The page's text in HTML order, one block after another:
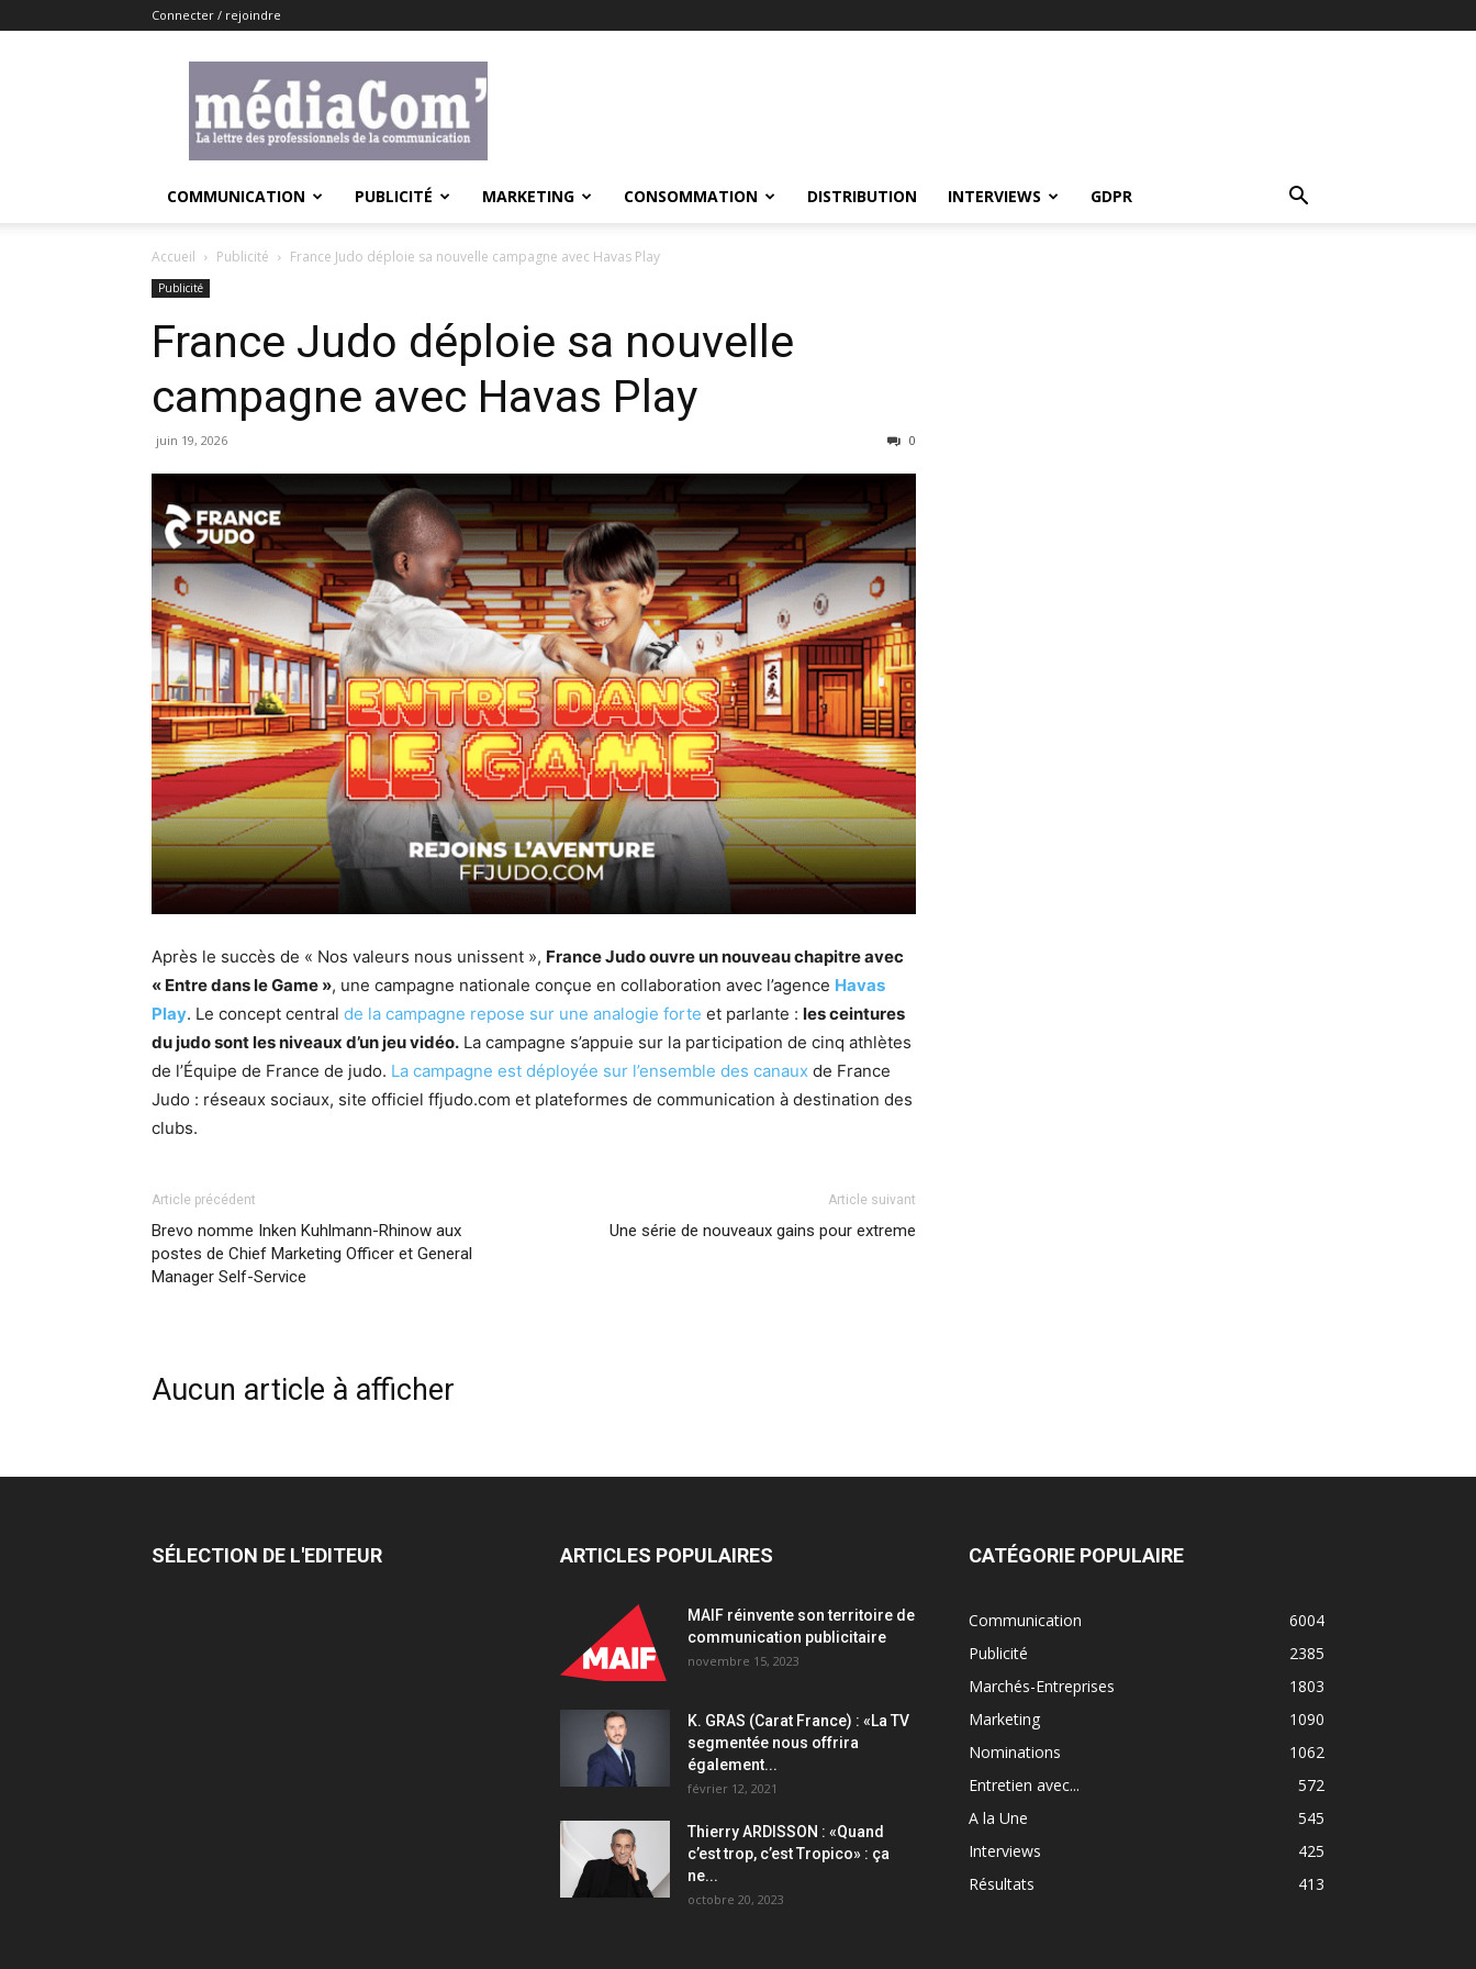
Connecter / rejoindre
COMMUNICATION PUBLICITÉ MARKETING CONSOMMATION DISTRIBUTION INTERVIEWS GDPR
Accueil Publicité France Judo déploie sa nouvelle campagne avec Havas Play
Publicité
France Judo déploie sa nouvelle
campagne avec Havas Play
juin 19, 2026 0
Après le succès de « Nos valeurs nous unissent », France Judo ouvre un nouveau chapitre avec
« Entre dans le Game », une campagne nationale conçue en collaboration avec l’agence Havas
Play. Le concept central de la campagne repose sur une analogie forte et parlante : les ceintures
du judo sont les niveaux d’un jeu vidéo. La campagne s’appuie sur la participation de cinq athlètes
de l’Équipe de France de judo. La campagne est déployée sur l’ensemble des canaux de France
Judo : réseaux sociaux, site officiel ffjudo.com et plateformes de communication à destination des
clubs.
Article précédent
Brevo nomme Inken Kuhlmann-Rhinow aux
postes de Chief Marketing Officer et General
Manager Self-Service
Article suivant
Une série de nouveaux gains pour extreme
Aucun article à afficher
SÉLECTION DE L'EDITEUR ARTICLES POPULAIRES
MAIF réinvente son territoire de
communication publicitaire
novembre 15, 2023
K. GRAS (Carat France) : «La TV
segmentée nous offrira
également...
février 12, 2021
Thierry ARDISSON : «Quand
c’est trop, c’est Tropico» : ça
ne...
octobre 20, 2023
CATÉGORIE POPULAIRE
Communication
6004
Publicité
2385
Marchés-Entreprises
1803
Marketing
1090
Nominations
1062
Entretien avec...
572
A la Une
545
Interviews
425
Résultats
413